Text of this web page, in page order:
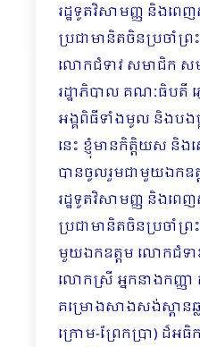
រដ្ឋទូតវិសាមញ្ញ និងពេ
ប្រជាមានិតចិនប្រចាំព្រ
លោកជំទាវ សមាជិក សម
រដ្ឋាភិបាល គណៈធិបតី ភ្
អង្គពិធីទាំងមូល និងបង
នេះ ខ្ញុំមានកិត្តិយស និង
បានចូលរួមជាមួយឯកឧត្
រដ្ឋទូតវិសាមញ្ញ និងពេ
ប្រជាមានិតចិនប្រចាំព្រ
មួយឯកឧត្តម លោកជំទ
លោកស្រី អ្នកនាងកញ្ញា
គម្រោងសាងសង់ស្ពានឆ្
ក្រោម-ព្រែកប្រា) ដ៏អធិ